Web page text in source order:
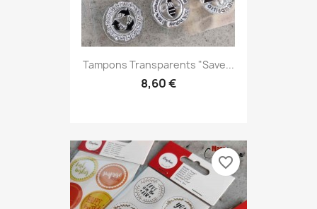
Tampons Transparents "Save...
8,60 €
favorite_border